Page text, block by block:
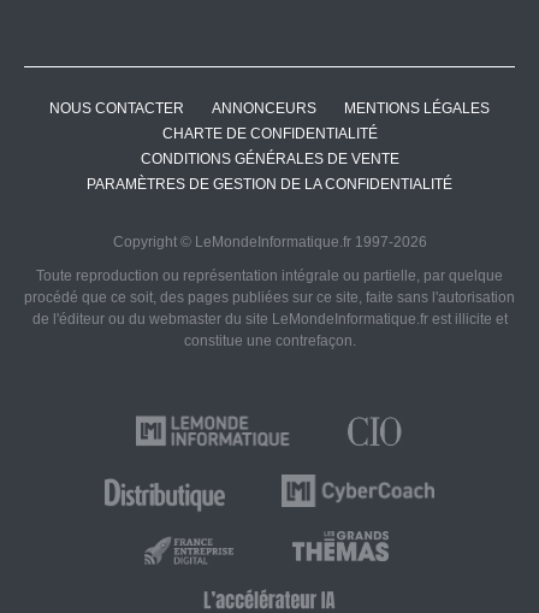
NOUS CONTACTER ANNONCEURS
MENTIONS LÉGALES
CHARTE DE CONFIDENTIALITÉ
CONDITIONS GÉNÉRALES DE VENTE
PARAMÈTRES DE GESTION DE LA CONFIDENTIALITÉ
Copyright © LeMondeInformatique.fr 1997-2026
Toute reproduction ou représentation intégrale ou partielle, par quelque
procédé que ce soit, des pages publiées sur ce site, faite sans l'autorisation
de l'éditeur ou du webmaster du site LeMondeInformatique.fr est illicite et
constitue une contrefaçon.